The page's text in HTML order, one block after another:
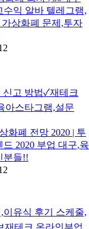
익 알바 텔레그램,
상화폐 문제,투자
고 방법✓재테크
아스타그램,설문
화폐 전망 2020 | 투
2020 부업 대구,육
분들!!
유식 후기 스케줄,
테크 온라인부업,